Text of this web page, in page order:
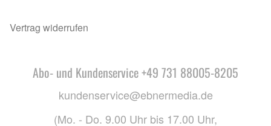
Vertrag widerrufen
Abo- und Kundenservice +49 731 88005-8205
kundenservice@ebnermedia.de
(Mo. - Do. 9.00 Uhr bis 17.00 Uhr,